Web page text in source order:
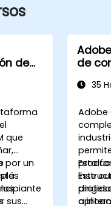
de
que
por un
sus
de
35
Adobe
Este
Esta
a